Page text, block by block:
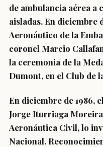
de ambulancia aérea a
aisladas. En diciembre
Aeronáutico de la
coronel Marcio
la ceremonia de la
Dumont, en el Club de
En diciembre de 1986,
Jorge Iturriaga
Aeronáutica Civil, lo
Nacional.